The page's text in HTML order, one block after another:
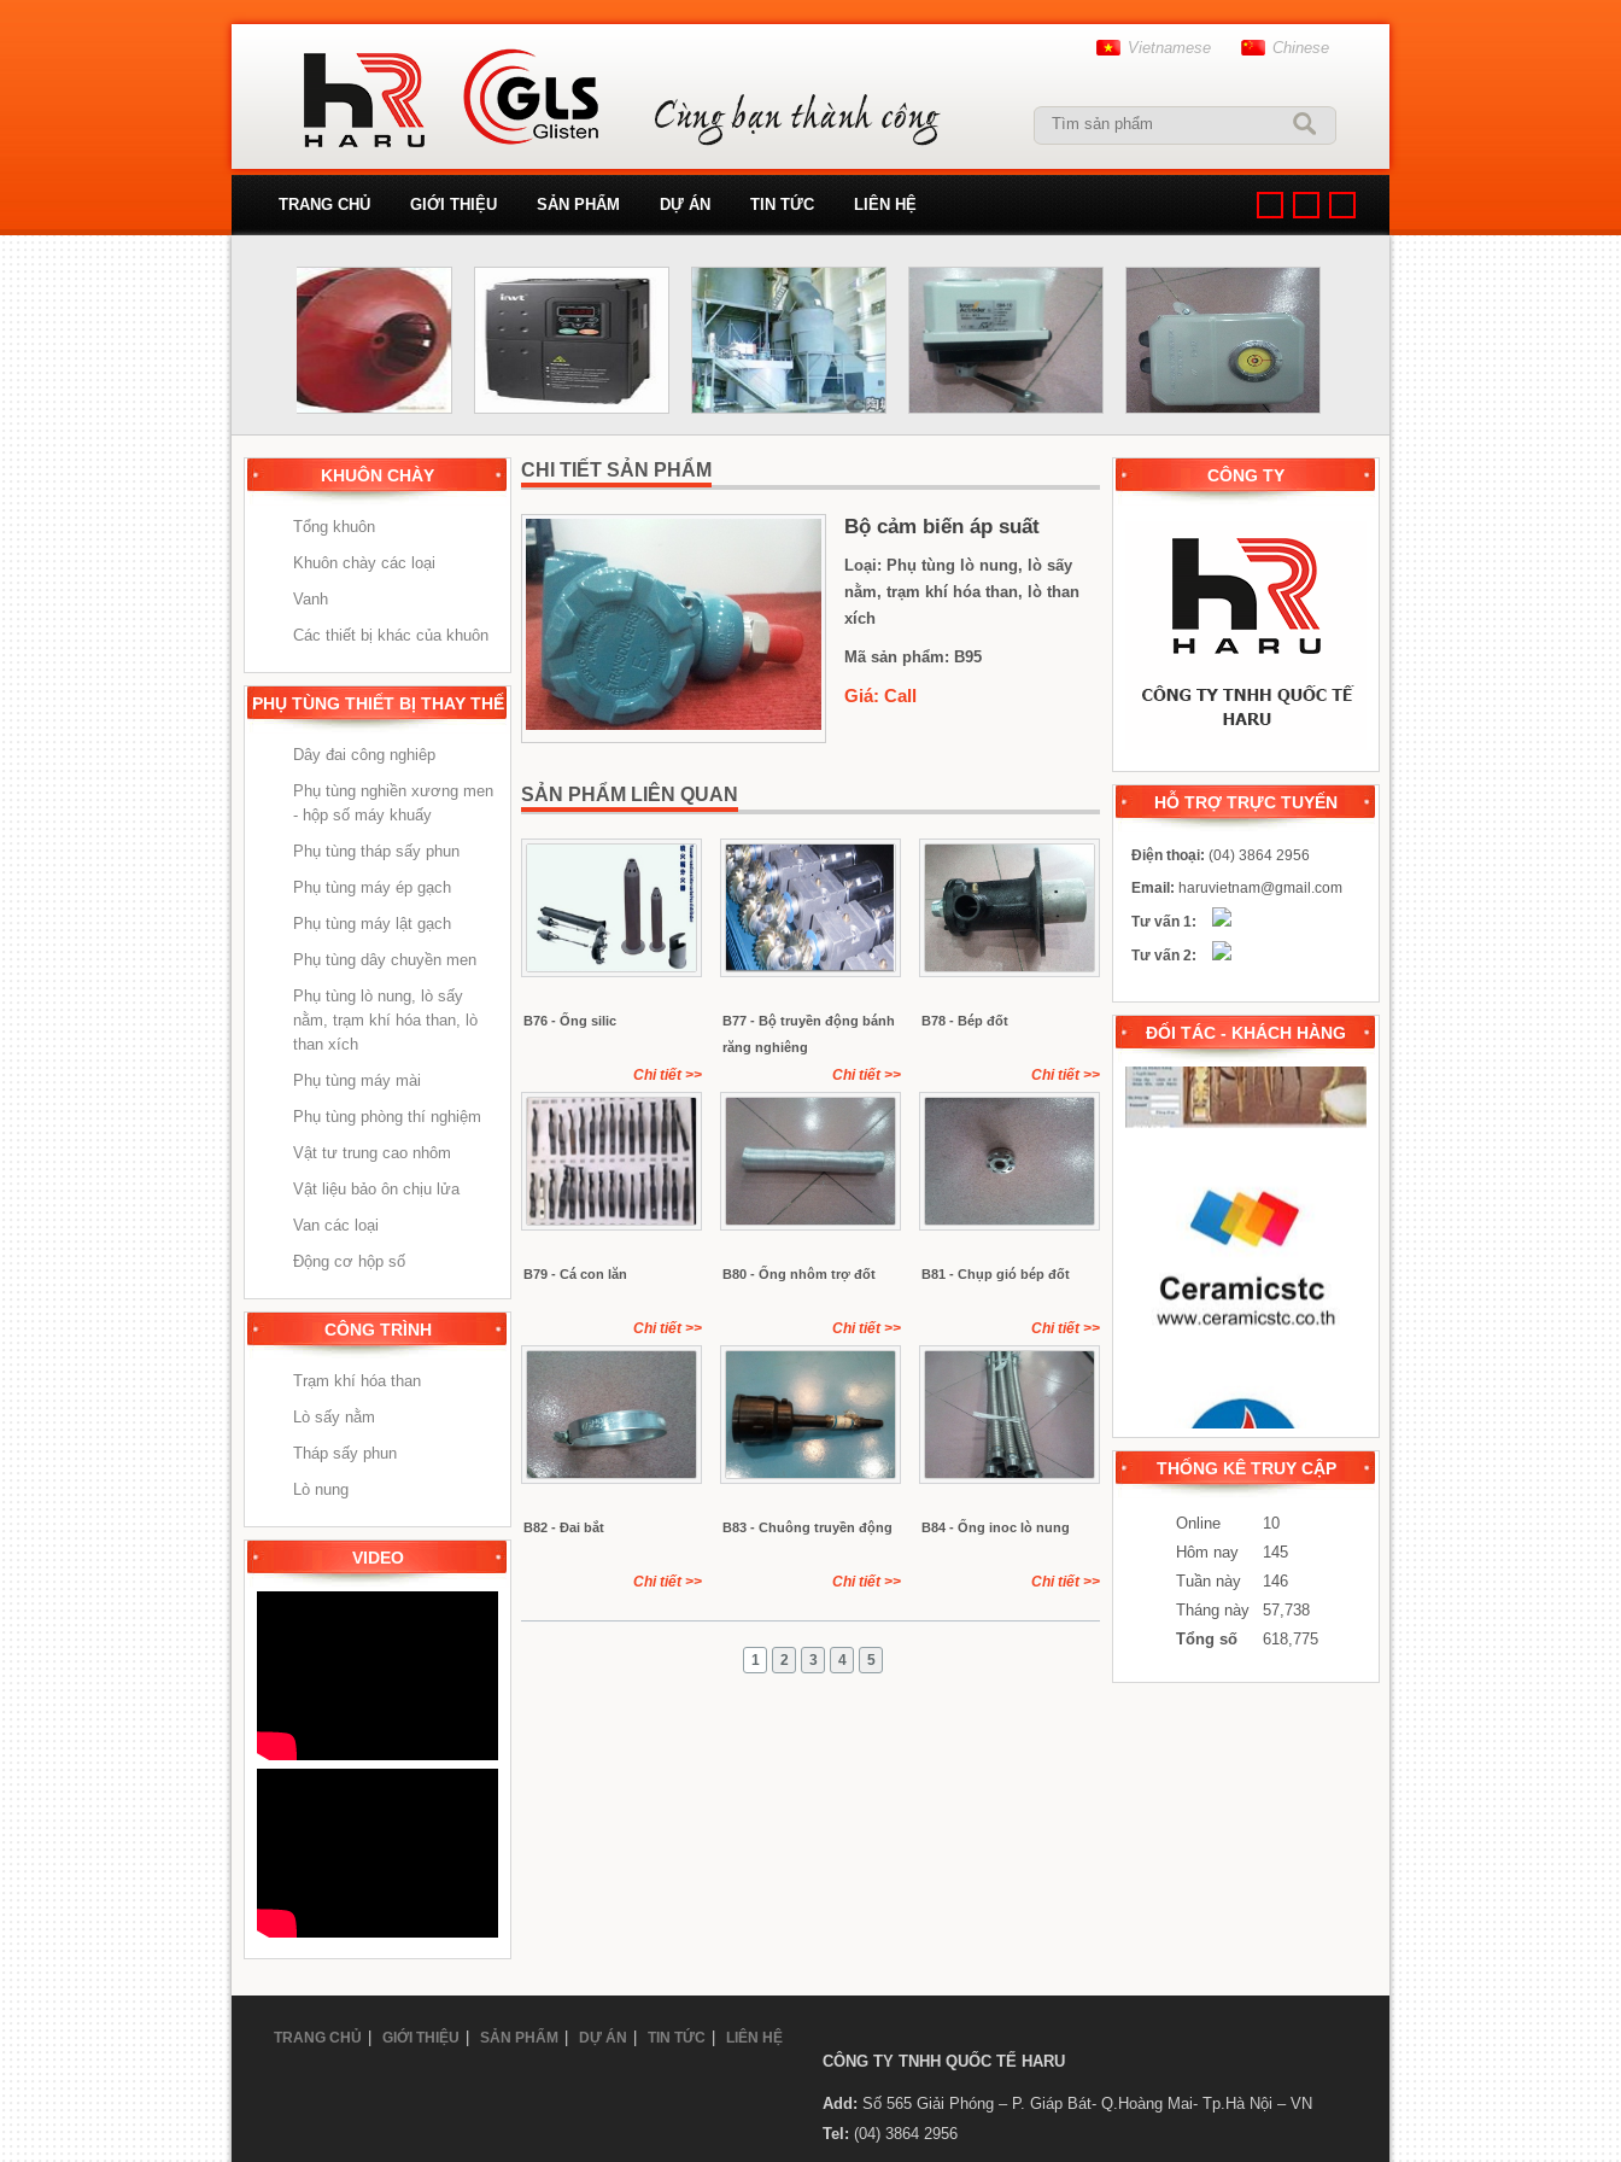
Vietnamese Chinese
TRANG CHỦ GIỚI THIỆU SẢN PHẨM DỰ ÁN TIN TỨC LIÊN HỆ
KHUÔN CHÀY
Tổng khuôn
Khuôn chày các loại
Vanh
Các thiết bị khác của khuôn
PHỤ TÙNG THIẾT BỊ THAY THẾ
Dây đai công nghiêp
Phụ tùng nghiền xương men
- hộp số máy khuấy
Phụ tùng tháp sấy phun
Phụ tùng máy ép gạch
Phụ tùng máy lật gạch
Phụ tùng dây chuyền men
Phụ tùng lò nung, lò sấy
nằm, trạm khí hóa than, lò
than xích
Phụ tùng máy mài
Phụ tùng phòng thí nghiệm
Vật tư trung cao nhôm
Vật liệu bảo ôn chịu lửa
Van các loại
Động cơ hộp số
CÔNG TRÌNH
Trạm khí hóa than
Lò sấy nằm
Tháp sấy phun
Lò nung
VIDEO
CHI TIẾT SẢN PHẨM
Bộ cảm biến áp suất
Loại: Phụ tùng lò nung, lò sấy
nằm, trạm khí hóa than, lò than
xích
Mã sản phẩm: B95
Giá: Call
SẢN PHẨM LIÊN QUAN
B76 - Ống silic
Chi tiết>>
B77 - Bộ truyền động bánh
răng nghiêng
Chi tiết>>
B78 - Bép đốt
Chi tiết>>
B79 - Cá con lăn
Chi tiết>>
B80 - Ống nhôm trợ đốt
Chi tiết>>
B81 - Chụp gió bép đốt
Chi tiết>>
B82 - Đai bắt
Chi tiết>>
B83 - Chuông truyền động
Chi tiết>>
B84 - Ống inoc lò nung
Chi tiết>>
CÔNG TY
HỖ TRỢ TRỰC TUYẾN
Điện thoại: (04) 3864 2956
Email : haruvietnam@gmail.com
Tư vấn 1:
Tư vấn 2:
ĐỐI TÁC - KHÁCH HÀNG
THỐNG KÊ TRUY CẬP
Online
10
Hôm nay
145
Tuần này
146
Tháng này
57,738
Tổng số
618,775
TRANG CHỦ GIỚI THIỆU SẢN PHẨM DỰ ÁN TIN TỨC LIÊN HỆ
CÔNG TY TNHH QUỐC TẾ HARU
Add: Số 565 Giải Phóng – P. Giáp Bát- Q.Hoàng Mai- Tp.Hà Nội – VN
Tel: (04) 3864 2956